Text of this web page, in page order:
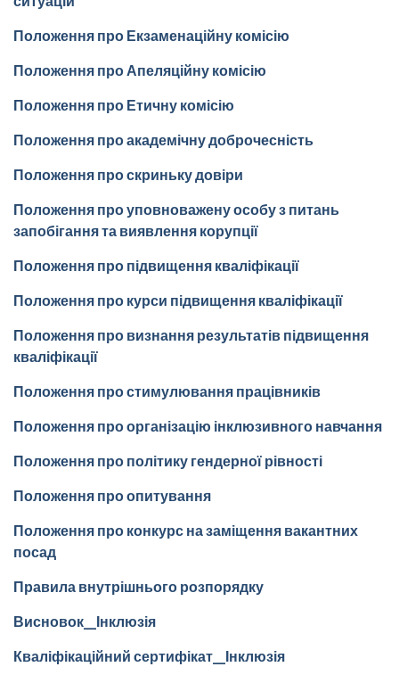
Положення про Екзаменаційну комісію
Положення про Апеляційну комісію
Положення про Етичну комісію
Положення про академічну доброчесність
Положення про скриньку довіри
Положення про уповноважену особу з питань
запобігання та виявлення корупції
Положення про підвищення кваліфікації
Положення про курси підвищення кваліфікації
Положення про визнання результатів підвищення
кваліфікації
Положення про стимулювання працівників
Положення про організацію інклюзивного навчання
Положення про політику гендерної рівності
Положення про опитування
Положення про конкурс на заміщення вакантних
посад
Правила внутрішнього розпорядку
Висновок_Інклюзія
Кваліфікаційний сертифікат_Інклюзія